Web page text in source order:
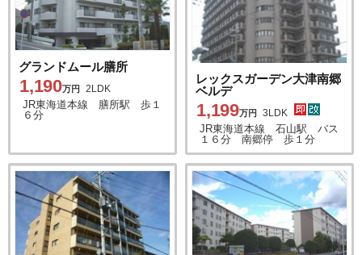
グランドムール膳所
1,190万円 2LDK
JR東海道本線 膳所駅 歩１
６分
レックスガーデン大津南郷
ベルデ
1,199万円 3LDK
JR東海道本線 石山駅 バス
１６分 南郷停 歩１分